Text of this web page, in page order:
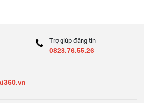
Trợ giúp đăng tin
0828.76.55.26